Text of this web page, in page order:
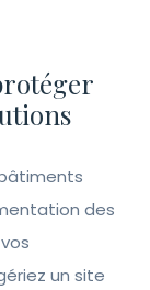
des
un site